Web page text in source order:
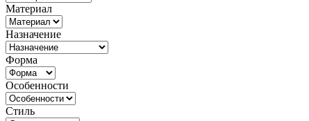
Материал
Назначение
Форма
Особенности
Стиль